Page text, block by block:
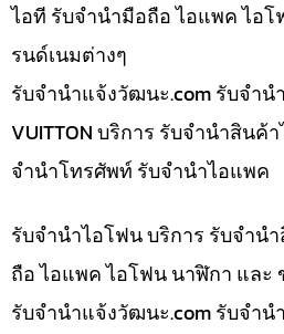
ไอที รับจำนำมือถือ ไอแพค ไอ
รนด์เนมต่างๆ
รับจํานําแจ้งวัฒนะ.com รับจำนำ
VUITTON บริการ รับจำนำสินค้
จำนำโทรศัพท์ รับจำนำไอแพค
รับจำนำไอโฟน บริการ รับจำน
ถือ ไอแพค ไอโฟน นาฬิกา และ
รับจํานําแจ้งวัฒนะ.com รับจำน